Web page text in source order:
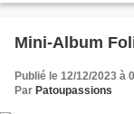
Mini-Album
Publié le 12/12/2023 à
Par Patoupassions